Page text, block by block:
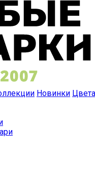
Новинки Цвета